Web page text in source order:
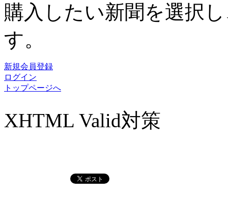
購入したい新聞を選択
す。
新規会員登録
ログイン
トップページへ
XHTML Valid対策